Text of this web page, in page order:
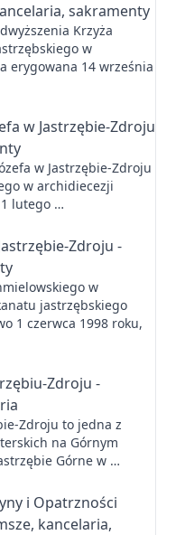
sakramenty
Krzyża
w
erygowana 14 września
w Jastrzębie-Zdroju
w Jastrzębie-Zdroju
w archidiecezji
1 lutego …
Zdroju -
w
jastrzębskiego
1 czerwca 1998 roku,
Zdroju -
Zdroju to jedna z
na Górnym
Górne w …
i Opatrzności
kancelaria,